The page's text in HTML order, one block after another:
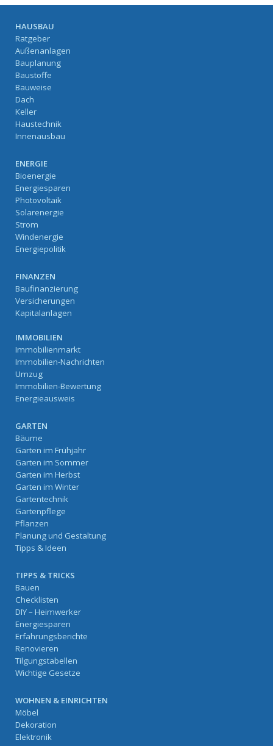
HAUSBAU
Ratgeber
Außenanlagen
Bauplanung
Baustoffe
Bauweise
Dach
Keller
Haustechnik
Innenausbau
ENERGIE
Bioenergie
Energiesparen
Photovoltaik
Solarenergie
Strom
Windenergie
Energiepolitik
FINANZEN
Baufinanzierung
Versicherungen
Kapitalanlagen
IMMOBILIEN
Immobilienmarkt
Immobilien-Nachrichten
Umzug
Immobilien-Bewertung
Energieausweis
GARTEN
Bäume
Garten im Frühjahr
Garten im Sommer
Garten im Herbst
Garten im Winter
Gartentechnik
Gartenpflege
Pflanzen
Planung und Gestaltung
Tipps & Ideen
TIPPS & TRICKS
Bauen
Checklisten
DIY – Heimwerker
Energiesparen
Erfahrungsberichte
Renovieren
Tilgungstabellen
Wichtige Gesetze
WOHNEN & EINRICHTEN
Möbel
Dekoration
Elektronik